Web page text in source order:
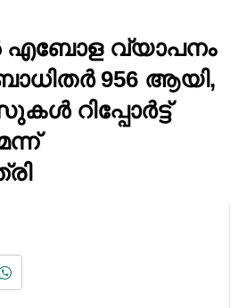
എബോള വ്യാപനം
956 ആയി,
റിപ്പോർട്ട്